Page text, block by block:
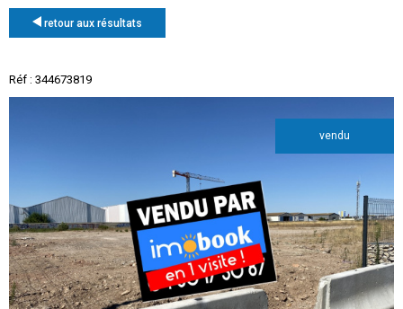
retour aux résultats
Réf : 344673819
vendu